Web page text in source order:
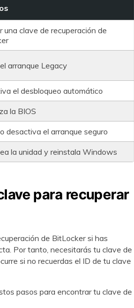
una clave de recuperación de
arranque Legacy
el desbloqueo automático
la BIOS
desactiva el arranque seguro
la unidad y reinstala Windows
para recuperar
de BitLocker si has
Por tanto, necesitarás tu clave de
si no recuerdas el ID de tu clave
pasos para encontrar tu clave de